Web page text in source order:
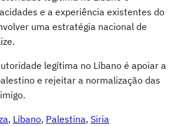
e a experiência existentes do
uma estratégia nacional de
legítima no Líbano é apoiar a
e rejeitar a normalização das
, Líbano, Palestina, Siria